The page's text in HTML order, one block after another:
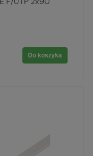
Do koszyka